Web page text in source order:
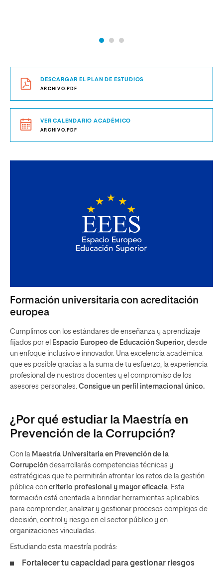
DESCARGAR EL PLAN DE ESTUDIOS
ARCHIVO.PDF
VER CALENDARIO ACADÉMICO
ARCHIVO.PDF
Formación universitaria con acreditación
europea
Cumplimos con los estándares de enseñanza y aprendizaje
fijados por el Espacio Europeo de Educación Superior, desde
un enfoque inclusivo e innovador. Una excelencia académica
que es posible gracias a la suma de tu esfuerzo, la experiencia
profesional de nuestros docentes y el compromiso de los
asesores personales. Consigue un perfil internacional único.
¿Por qué estudiar la Maestría en
Prevención de la Corrupción?
Con la Maestría Universitaria en Prevención de la
Corrupción desarrollarás competencias técnicas y
estratégicas que te permitirán afrontar los retos de la gestión
pública con criterio profesional y mayor eficacia. Esta
formación está orientada a brindar herramientas aplicables
para comprender, analizar y gestionar procesos complejos de
decisión, control y riesgo en el sector público y en
organizaciones vinculadas.
Estudiando esta maestría podrás:
Fortalecer tu capacidad para gestionar riesgos